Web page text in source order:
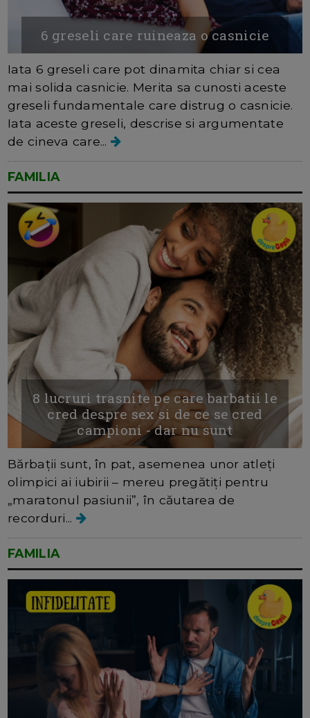
6 greseli care ruineaza o casnicie
Iata 6 greseli care pot dinamita chiar si cea
mai solida casnicie. Merita sa cunosti aceste
greseli fundamentale care distrug o casnicie.
Iata aceste greseli, descrise si argumentate
de cineva care...
FAMILIA
8 lucruri trasnite pe care barbatii le
cred despre sex si de ce se cred
campioni - dar nu sunt
Bărbații sunt, în pat, asemenea unor atleți
olimpici ai iubirii – mereu pregătiți pentru
„maratonul pasiunii”, în căutarea de
recorduri...
FAMILIA